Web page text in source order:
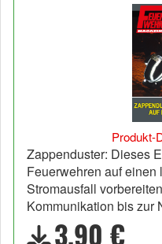
Produkt-
Zappenduster: Dieses
Feuerwehren auf
Stromausfall
Kommunikation bis zur
3,90 €